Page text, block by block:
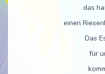
das
einen
Das
für